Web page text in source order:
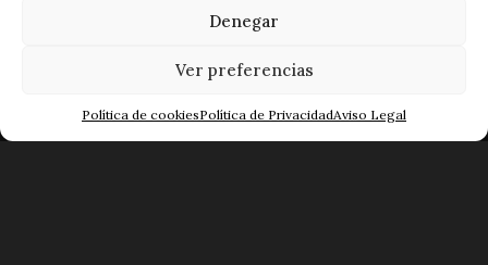
Denegar
Ver preferencias
Política de cookiesPolítica de PrivacidadAviso Legal
C/ Lazarillo de Tormes, 54-70
37005 Salamanca.